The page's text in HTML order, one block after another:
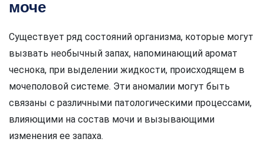
моче
Существует ряд состояний организма, которые могут
вызвать необычный запах, напоминающий аромат
чеснока, при выделении жидкости, происходящем в
мочеполовой системе. Эти аномалии могут быть
связаны с различными патологическими процессами,
влияющими на состав мочи и вызывающими
изменения ее запаха.